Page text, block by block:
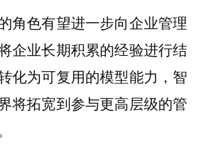
角色有望进一步向企业管理
企业长期积累的经验进行结
化为可复用的模型能力，智
将拓宽到参与更高层级的管